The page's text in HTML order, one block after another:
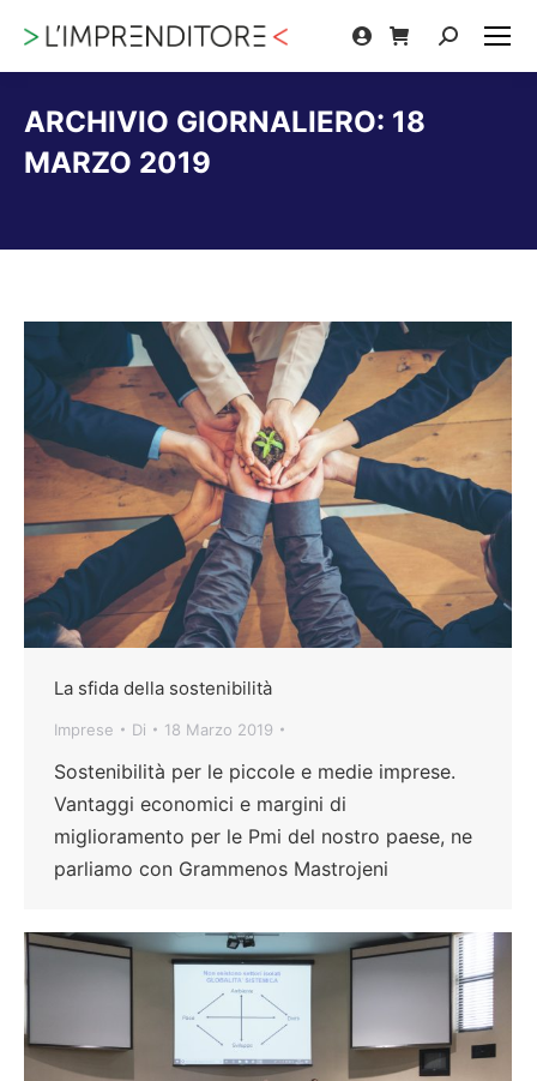
Cerca:
ARCHIVIO GIORNALIERO: 18
MARZO 2019
La sfida della sostenibilità
Imprese Di 18 Marzo 2019
Sostenibilità per le piccole e medie imprese.
Vantaggi economici e margini di
miglioramento per le Pmi del nostro paese, ne
parliamo con Grammenos Mastrojeni